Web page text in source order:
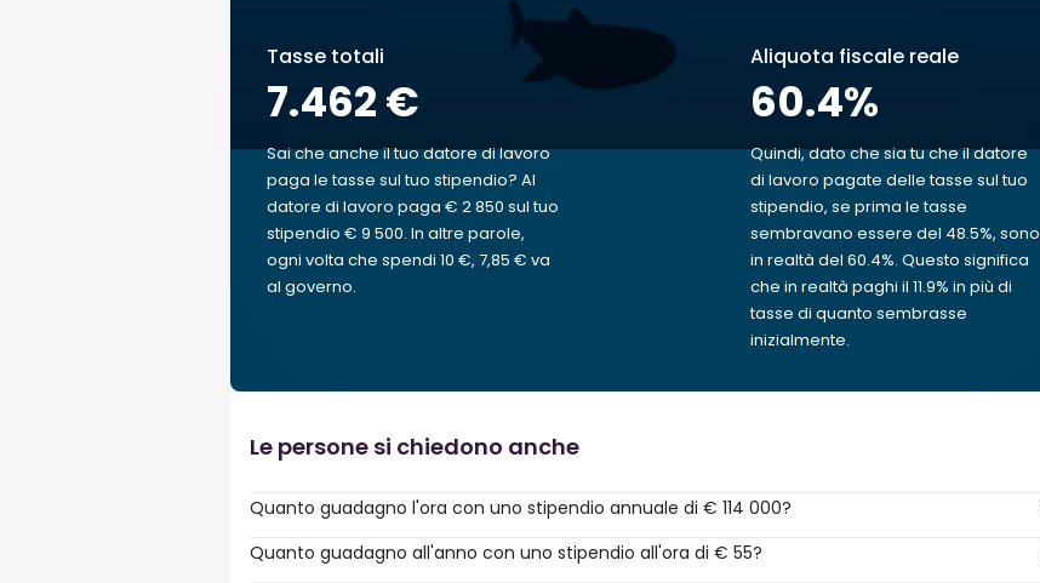
Tasse totali
7.462 €
Sai che anche il tuo datore di lavoro
paga le tasse sul tuo stipendio? Al
datore di lavoro paga € 2 850 sul tuo
stipendio € 9 500. In altre parole,
ogni volta che spendi 10 €, 7,85 € va
al governo.
Aliquota fiscale reale
60.4%
Quindi, dato che sia tu che il datore
di lavoro pagate delle tasse sul tuo
stipendio, se prima le tasse
sembravano essere del 48.5%, sono
in realtà del 60.4%. Questo significa
che in realtà paghi il 11.9% in più di
tasse di quanto sembrasse
inizialmente.
Le persone si chiedono anche
Quanto guadagno l'ora con uno stipendio annuale di € 114 000?
Quanto guadagno all'anno con uno stipendio all'ora di € 55?